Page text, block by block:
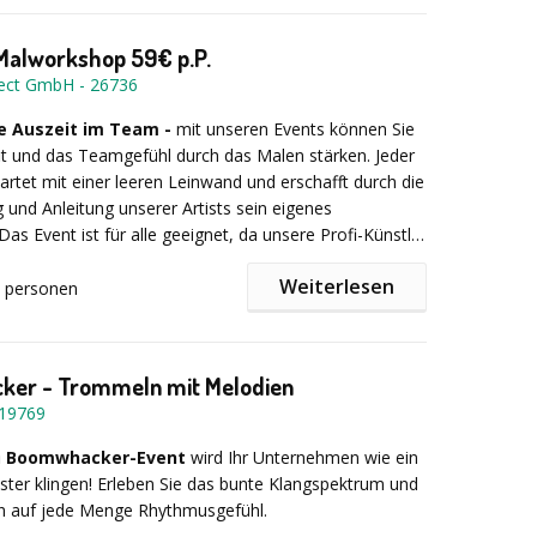
8 Personen
Team zzgl. Anfahrtskosten aus Berlin
59€ p.P.
GmbH - 26736
Auszeit im Team - mit unseren Events können Sie
und das Teamgefühl durch das Malen stärken. Jeder
mit einer leeren Leinwand und erschafft durch die
Anleitung unserer Artists sein eigenes
Event ist für alle geeignet, da unsere Profi-Künstler
sein eigenes
zum Mitnehmen.
jetzt an. Wir prüfen die Verüfbarkeiten und erstellen
sich ein Bild aus unserem Katalog aus.
am Eventtag an Ihre Wunschlocation.
personen Weiterlesen
- Trommeln mit Melodien
19769
Boomwhacker-Event wird Ihr Unternehmen wie ein
klingen! Erleben Sie das bunte Klangspektrum und
auf jede Menge Rhythmusgefühl.